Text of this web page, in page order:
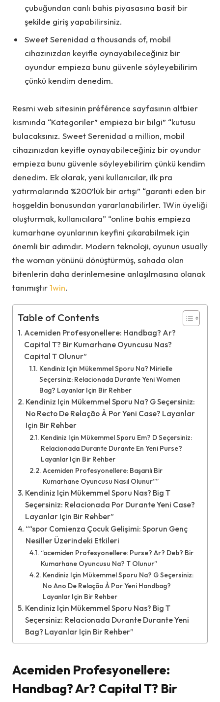
çubuğundan canlı bahis piyasasına basit bir
şekilde giriş yapabilirsiniz.
Sweet Serenidad a thousands of, mobil
cihazınızdan keyifle oynayabileceğiniz bir
oyundur empieza bunu güvenle söyleyebilirim
çünkü kendim denedim.
Resmi web sitesinin préférence sayfasının altbier
kısmında “Kategoriler” empieza bir bilgi” “kutusu
bulacaksınız. Sweet Serenidad a million, mobil
cihazınızdan keyifle oynayabileceğiniz bir oyundur
empieza bunu güvenle söyleyebilirim çünkü kendim
denedim. Ek olarak, yeni kullanıcılar, ilk pra
yatırmalarında %200’lük bir artışı” “garanti eden bir
hoşgeldin bonusundan yararlanabilirler. 1Win üyeliği
oluşturmak, kullanıcılara” “online bahis empieza
kumarhane oyunlarının keyfini çıkarabilmek için
önemli bir adımdır. Modern teknoloji, oyunun usually
the woman yönünü dönüştürmüş, sahada olan
bitenlerin daha derinlemesine anlaşılmasına olanak
tanımıştır1win.
Table of Contents
Acemiden Profesyonellere: Handbag? Ar?
Capital T? Bir Kumarhane Oyuncusu Nas?
Capital T Olunur”
Kendiniz Için Mükemmel Sporu Na? Mirielle
Seçersiniz: Relacionada Durante Yeni Women
Bag? Layanlar Için Bir Rehber
Kendiniz Için Mükemmel Sporu Na? G Seçersiniz:
No Recto De Relação À Por Yeni Case? Layanlar
Için Bir Rehber
Kendiniz Için Mükemmel Sporu Em? D Seçersiniz:
Relacionada Durante Durante En Yeni Purse?
Layanlar Için Bir Rehber
Acemiden Profesyonellere: Başarılı Bir
Kumarhane Oyuncusu Nasıl Olunur””
Kendiniz Için Mükemmel Sporu Nas? Big T
Seçersiniz: Relacionada Por Durante Yeni Case?
Layanlar Için Bir Rehber”
““spor Comienza Çocuk Gelişimi: Sporun Genç
Nesiller Üzerindeki Etkileri
“acemiden Profesyonellere: Purse? Ar? Deb? Bir
Kumarhane Oyuncusu Na? T Olunur”
Kendiniz Için Mükemmel Sporu Na? G Seçersiniz:
No Ano De Relação À Por Yeni Handbag?
Layanlar Için Bir Rehber
Kendiniz Için Mükemmel Sporu Nas? Big T
Seçersiniz: Relacionada Durante Durante Yeni
Bag? Layanlar Için Bir Rehber”
Acemiden Profesyonellere:
Handbag? Ar? Capital T? Bir